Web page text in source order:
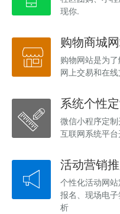
现你.
购物商城
购物网站是为
网上交易和在
系统个性
微信小程序定
互联网系统平
活动营销
个性化活动网
报名、现场电
析